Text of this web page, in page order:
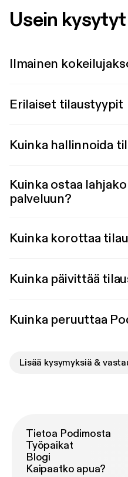
Usein
Ilmainen
Erilaiset tilaustyypit
Kuinka hallinnoida
Kuinka ostaa
palveluun?
Kuinka korottaa
Kuinka päivittää
Kuinka peruuttaa
Lisää kysymyksiä &
Tietoa Podimosta
Työpaikat
Blogi
Kaipaatko apua?